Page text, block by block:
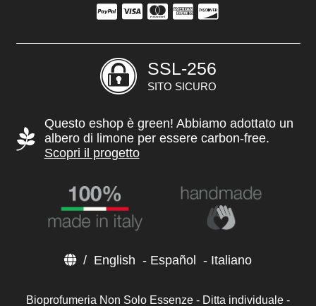
SSL-256
SITO SICURO
Questo eshop è green! Abbiamo adottato un
albero di limone per essere carbon-free.
Scopri il progetto
/ English - Español - Italiano
Bioprofumeria Non Solo Essenze - Ditta individuale -